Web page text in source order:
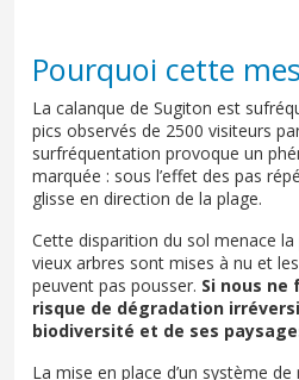
Pourquoi cette
La calanque de Sugiton est
pics observés de 2500 visiteurs
surfréquentation provoque un
marquée : sous l’effet des pas
glisse en direction de la plage.
Cette disparition du sol menace la
vieux arbres sont mises à nu et
peuvent pas pousser. Si nous ne
risque de dégradation
biodiversité et de ses
La mise en place d’un système